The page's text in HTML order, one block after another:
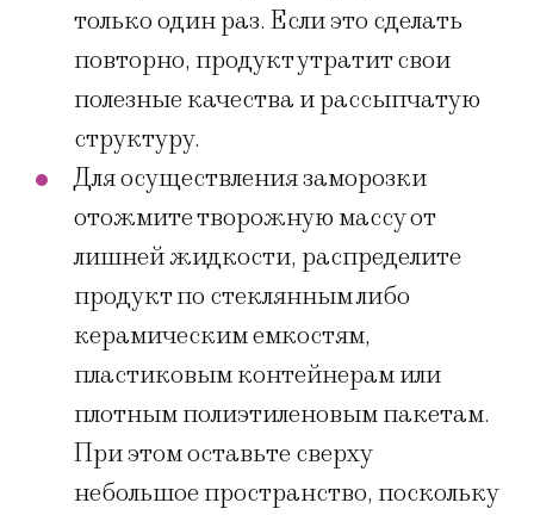
только один раз. Если это сделать
повторно, продукт утратит свои
полезные качества и рассыпчатую
структуру.
Для осуществления заморозки
отожмите творожную массу от
лишней жидкости, распределите
продукт по стеклянным либо
керамическим емкостям,
пластиковым контейнерам или
плотным полиэтиленовым пакетам.
При этом оставьте сверху
небольшое пространство, поскольку